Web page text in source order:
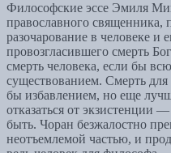
Философские эссе Эмиля
православного священника,
разочарование в человеке и
провозгласившего смерть
смерть человека, если бы
существованием. Смерть для
бы избавлением, но еще
отказаться от экзистенции
быть. Чоран безжалостно
неотъемлемой частью, и